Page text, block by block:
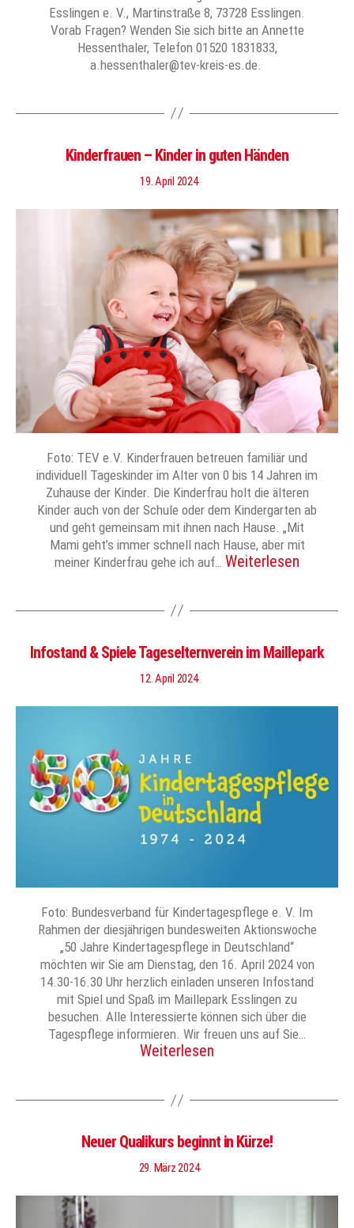
Esslingen e. V., Martinstraße 8, 73728 Esslingen.
Vorab Fragen? Wenden Sie sich bitte an Annette
Hessenthaler, Telefon 01520 1831833,
a.hessenthaler@tev-kreis-es.de.
Kinderfrauen – Kinder in guten Händen
19. April 2024
Foto: TEV e.V. Kinderfrauen betreuen familiär und
individuell Tageskinder im Alter von 0 bis 14 Jahren im
Zuhause der Kinder. Die Kinderfrau holt die älteren
Kinder auch von der Schule oder dem Kindergarten ab
und geht gemeinsam mit ihnen nach Hause. „Mit
Mami geht’s immer schnell nach Hause, aber mit
meiner Kinderfrau gehe ich auf… Weiterlesen
Infostand & Spiele Tageselternverein im Maillepark
12. April 2024
Foto: Bundesverband für Kindertagespflege e. V. Im
Rahmen der diesjährigen bundesweiten Aktionswoche
„50 Jahre Kindertagespflege in Deutschland“
möchten wir Sie am Dienstag, den 16. April 2024 von
14.30-16.30 Uhr herzlich einladen unseren Infostand
mit Spiel und Spaß im Maillepark Esslingen zu
besuchen. Alle Interessierte können sich über die
Tagespflege informieren. Wir freuen uns auf Sie…
Weiterlesen
Neuer Qualikurs beginnt in Kürze!
29. März 2024